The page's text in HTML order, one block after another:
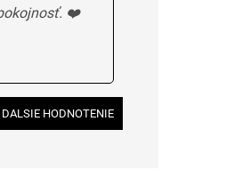
❤️
DALSIE HODNOTENIE